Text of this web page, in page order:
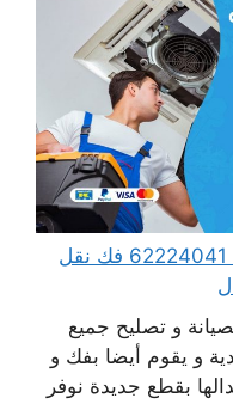
فني تكييف مركزي هندي الكويت 62224041 فك نقل
و تصليح جميع
و يقوم أيضا بفك و
بقطع جديدة نوفر